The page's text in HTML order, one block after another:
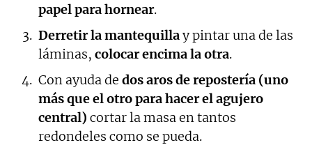
papel para hornear.
Derretir la mantequillay pintar una de las
láminas, colocar encima la otra.
Con ayuda de dos aros de repostería (uno
más que el otro para hacer el agujero
central) cortar la masa en tantos
redondeles como se pueda.